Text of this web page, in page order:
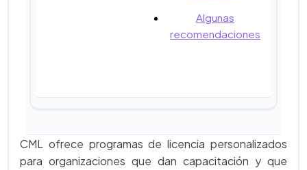
Algunas
recomendaciones
CML ofrece programas de licencia personalizados
para organizaciones que dan capacitación y que